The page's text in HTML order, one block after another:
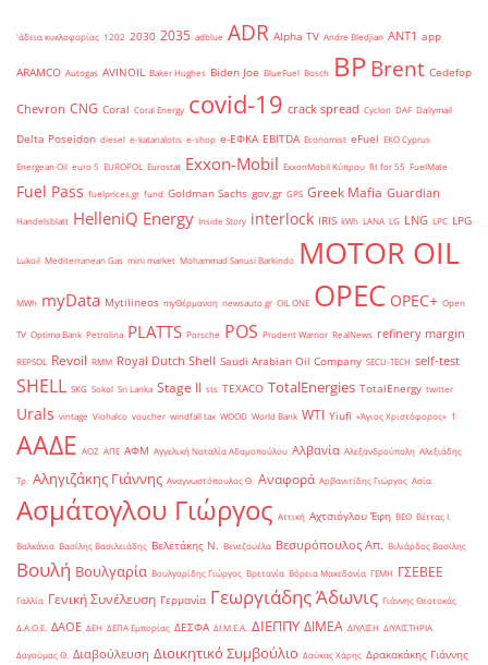
'άδεια κυκλοφορίας 1202 2030 2035 adblue ADR Alpha TV Andre Bledjian ANT1 app
ARAMCO Autogas AVINOIL Baker Hughes Biden Joe BlueFuel Bosch BPBrent Cedefop
Chevron CNG Coral Coral Energy covid-19 crack spread Cyclon DAF Dailymail
Delta Poseidon diesel e-katanalotis e-shop e-ΕΦΚΑ EBITDA Economist eFuel EKO Cyprus
Energean Oil euro 5 EUROPOL Eurostat Exxon-Mobil ExxonMobil Κύπρου fit for 55 FuelMate
Fuel Pass fuelprices.gr fund Goldman Sachs gov.gr GPS Greek Mafia Guardian
Handelsblatt HelleniQ Energy Inside Story interlock IRIS kWh LANA LG LNG LPC LPG
Lukoil Mediterranean Gas mini market Mohammad Sanusi Barkindo MOTOR OIL
MWh myData Mytilineos myΘέρμανση newsauto.gr OIL ONE OPEC OPEC+ Open
TV Optima Bank Petrolina PLATTS Porsche POS Prudent Warrior RealNews refinery margin
REPSOL Revoil RMM Royal Dutch Shell Saudi Arabian Oil Company SECU-TECH self-test
SHELL SKG Sokol Sri Lanka Stage II sts TEXACO TotalEnergies TotalEnergy twitter
Urals vintage Viohalco voucher windfall tax WOOD World Bank WTI Yiufi «Άγιος Χριστόφορος» ΄1
ΑΑΔΕ ΑΟΖ ΑΠΕ ΑΦΜ Αγγελική Ναταλία Αδαμοπούλου Αλβανία Αλεξανδρούπολη Αλεξιάδης
Τρ. Αληγιζάκης Γιάννης Αναγνωστόπουλος Θ. Αναφορά Αρβανιτίδης Γιώργος Ασία
Ασμάτογλου Γιώργος Αττική Αχτσιόγλου Έφη ΒΕΘ Βέττας Ι.
Βαλκάνια Βασίλης Βασιλειάδης Βελετάκης Ν. Βενεζουέλα Βεσυρόπουλος Απ. Βιλιάρδος Βασίλης
Βουλή Βουλγαρία Βουλγαρίδης Γιώργος Βρετανία Βόρεια Μακεδονία ΓΕΜΗ ΓΣΕΒΕΕ
Γαλλία Γενική Συνέλευση Γερμανία Γεωργιάδης Άδωνις Γιάννης Θεοτοκάς
Δ.Α.Ο.Ε. ΔΑΟΕ ΔΕΗ ΔΕΠΑ Εμπορίας ΔΕΣΦΑ ΔΙ.Μ.Ε.Α. ΔΙΕΠΠΥ ΔΙΜΕΑ ΔΙΥΛΙΣΗ ΔΙΥΛΙΣΤΗΡΙΑ
Δαγούμας Θ. Διαβούλευση Διοικητικό Συμβούλιο Δούκας Χάρης Δρακακάκης Γιάννης